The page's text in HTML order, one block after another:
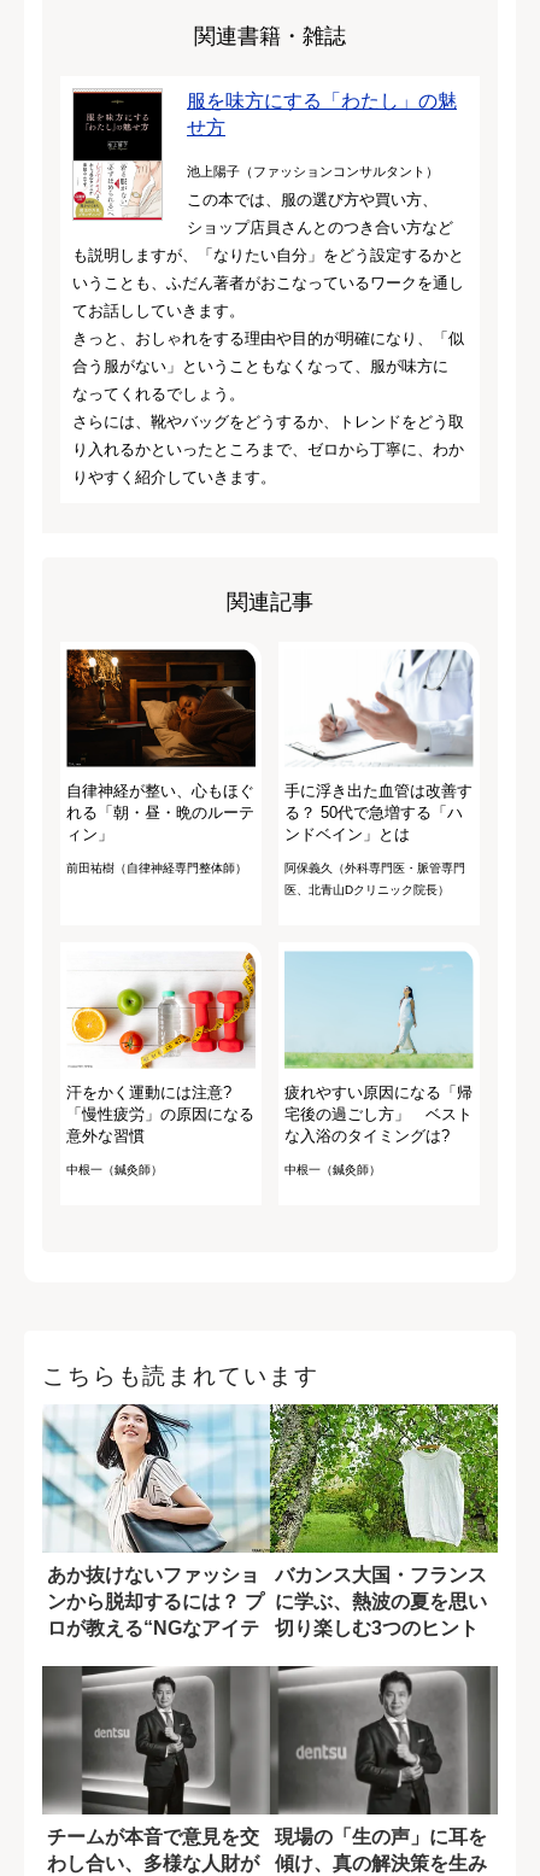
関連書籍・雑誌
服を味方にする「わたし」の魅
せ方
池上陽子（ファッションコンサルタント）
この本では、服の選び方や買い方、
ショップ店員さんとのつき合い方など
も説明しますが、「なりたい自分」をどう設定するかと
いうことも、ふだん著者がおこなっているワークを通し
てお話ししていきます。
きっと、おしゃれをする理由や目的が明確になり、「似
合う服がない」ということもなくなって、服が味方に
なってくれるでしょう。
さらには、靴やバッグをどうするか、トレンドをどう取
り入れるかといったところまで、ゼロから丁寧に、わか
りやすく紹介していきます。
関連記事
自律神経が整い、心もほぐ
れる「朝・昼・晩のルーテ
ィン」
前田祐樹（自律神経専門整体師）
手に浮き出た血管は改善す
る？ 50代で急増する「ハ
ンドベイン」とは
阿保義久（外科専門医・脈管専門
医、北青山Dクリニック院長）
汗をかく運動には注意?
「慢性疲労」の原因になる
意外な習慣
中根一（鍼灸師）
疲れやすい原因になる「帰
宅後の過ごし方」 ベスト
な入浴のタイミングは?
中根一（鍼灸師）
こちらも読まれています
あか抜けないファッショ
ンから脱却するには？ プ
ロが教える“NGなアイテ
バカンス大国・フランス
に学ぶ、熱波の夏を思い
切り楽しむ3つのヒント
チームが本音で意見を交
わし合い、多様な人財が
現場の「生の声」に耳を
傾け、真の解決策を生み